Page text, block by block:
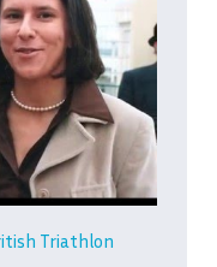
Triathlon